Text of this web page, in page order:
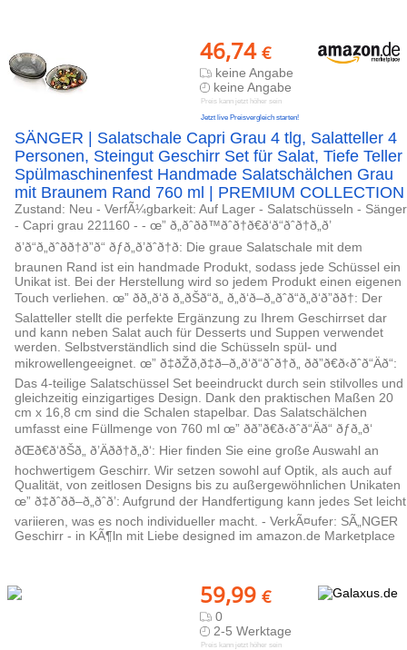
46,74 €
keine Angabe
keine Angabe
Preis kann jetzt höher sein
Jetzt live Preisvergleich starten!
SÄNGER | Salatschale Capri Grau 4 tlg, Salatteller 4
Personen, Steingut Geschirr Set für Salat, Tiefe Teller
Spülmaschinenfest Handmade Salatschälchen Grau
mit Braunem Rand 760 ml | PREMIUM COLLECTION
Zustand: Neu - VerfÃ¼gbarkeit: Auf Lager - Salatschüsseln - Sänger
- Capri grau 221160 - - œ” ð„ðˆðð™ðˆð†ð€ð‘ð“ðˆð†ð„ð’
ð’ð“ð„ðˆðð†ð”ð“ ðƒð„ð’ðˆð†ð: Die graue Salatschale mit dem
braunen Rand ist ein handmade Produkt, sodass jede Schüssel ein
Unikat ist. Bei der Herstellung wird so jedem Produkt einen eigenen
Touch verliehen. œ” ðð„ð‘ð ð„ðŠð“ð„ ð„ð‘ð–ð„ðˆð“ð„ð‘ð”ðð†: Der
Salatteller stellt die perfekte Ergänzung zu Ihrem Geschirrset dar
und kann neben Salat auch für Desserts und Suppen verwendet
werden. Selbstverständlich sind die Schüsseln spül- und
mikrowellengeeignet. œ” ð‡ðŽð‚ð‡ð–ð„ð‘ð“ðˆð†ð„ ðð”ð€ð‹ðˆð“Äð“:
Das 4-teilige Salatschüssel Set beeindruckt durch sein stilvolles und
gleichzeitig einzigartiges Design. Dank den praktischen Maßen 20
cm x 16,8 cm sind die Schalen stapelbar. Das Salatschälchen
umfasst eine Füllmenge von 760 ml œ” ðð”ð€ð‹ðˆð“Äð“ ðƒð„ð‘
ðŒð€ð‘ðŠð„ ð’Äðð†ð„ð‘: Hier finden Sie eine große Auswahl an
hochwertigem Geschirr. Wir setzen sowohl auf Optik, als auch auf
Qualität, von zeitlosen Designs bis zu außergewöhnlichen Unikaten
œ” ð‡ðˆðð–ð„ðˆð’: Aufgrund der Handfertigung kann jedes Set leicht
variieren, was es noch individueller macht. - VerkÃ¤ufer: SÃ„NGER
Geschirr - in KÃ¶ln mit Liebe designed im amazon.de Marketplace
59,99 €
0
2-5 Werktage
Preis kann jetzt höher sein